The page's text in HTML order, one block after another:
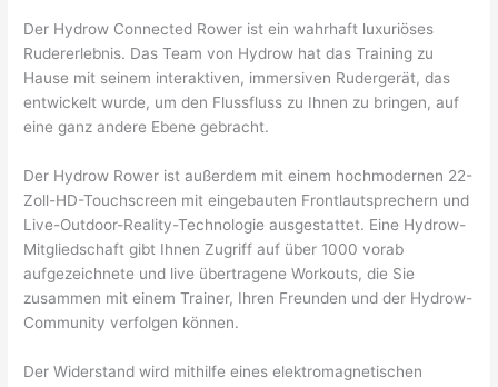
Der Hydrow Connected Rower ist ein wahrhaft luxuriöses
Rudererlebnis. Das Team von Hydrow hat das Training zu
Hause mit seinem interaktiven, immersiven Rudergerät, das
entwickelt wurde, um den Flussfluss zu Ihnen zu bringen, auf
eine ganz andere Ebene gebracht.
Der Hydrow Rower ist außerdem mit einem hochmodernen 22-
Zoll-HD-Touchscreen mit eingebauten Frontlautsprechern und
Live-Outdoor-Reality-Technologie ausgestattet. Eine Hydrow-
Mitgliedschaft gibt Ihnen Zugriff auf über 1000 vorab
aufgezeichnete und live übertragene Workouts, die Sie
zusammen mit einem Trainer, Ihren Freunden und der Hydrow-
Community verfolgen können.
Der Widerstand wird mithilfe eines elektromagnetischen